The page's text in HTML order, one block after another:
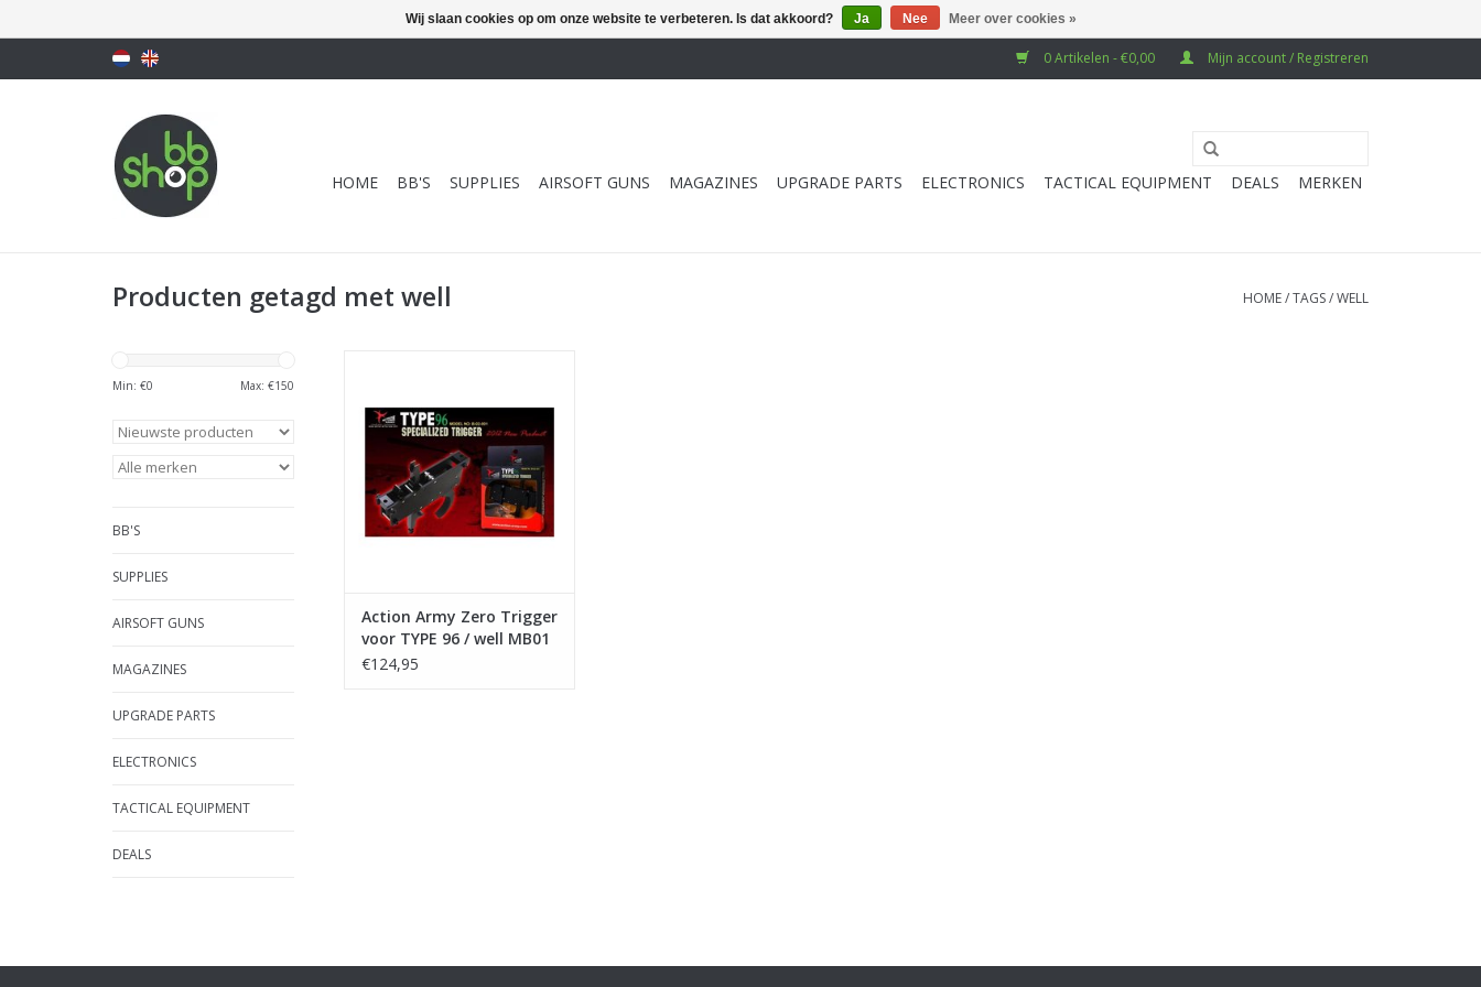
0 Artikelen - €0,00 Mijn account / Registreren
HOME BB'S SUPPLIES AIRSOFT GUNS MAGAZINES UPGRADE PARTS ELECTRONICS TACTICAL EQUIPMENT DEALS MERKEN
Producten getagd met well HOME/TAGS/WELL
Min: €0 Max: €150
BB'S
SUPPLIES
AIRSOFT GUNS
MAGAZINES
UPGRADE PARTS
ELECTRONICS
TACTICAL EQUIPMENT
DEALS
TOEVOEGEN AAN WINKELWAGEN
Action Army Zero Trigger
voor TYPE 96 / well MB01
€124,95
Wij slaan cookies op om onze website te verbeteren. Is dat akkoord? Ja Nee Meer over cookies »